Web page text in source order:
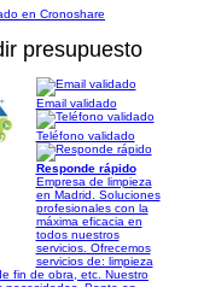
en Cronoshare
presupuesto
Email validado
Teléfono validado
Responde rápido
Empresa de limpieza
en Madrid. Soluciones
profesionales con la
máxima eficacia en
todos nuestros
servicios. Ofrecemos
servicios de: limpieza
fin de obra, etc. Nuestro